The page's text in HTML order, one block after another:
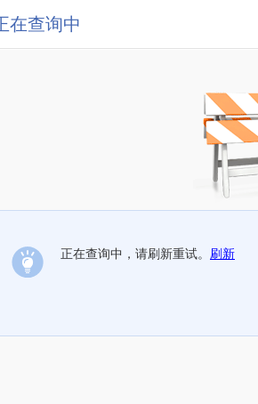
在查询中
正在查询中，请刷新重试。 刷新